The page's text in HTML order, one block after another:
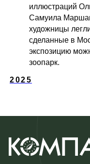
иллюстраций
Самуила
художницы
сделанные в
экспозицию
зоопарк.
2025